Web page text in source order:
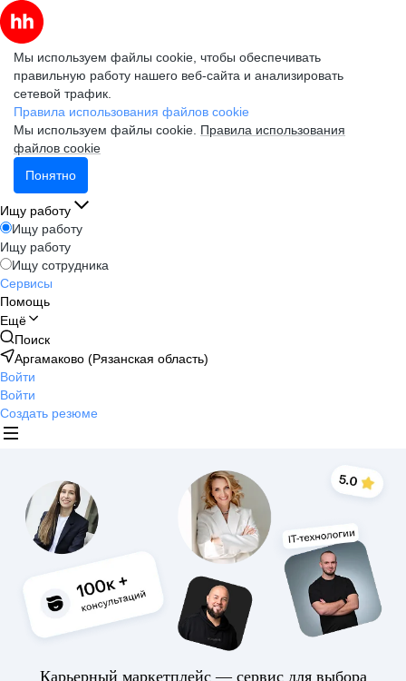
Мы используем файлы cookie, чтобы обеспечивать
правильную работу нашего веб-сайта и анализировать
сетевой трафик.
Правила использования файлов cookie
Мы используем файлы cookie. Правила использования
файлов cookie
Понятно
Ищу работу
Ищу работу
Ищу работу
Ищу сотрудника
Сервисы
Помощь
Ещё
Поиск
Аргамаково (Рязанская область)
Войти
Войти
Создать резюме
Карьерный маркетплейс — сервис для выбора